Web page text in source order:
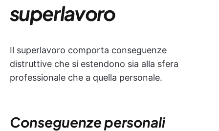
superlavoro
Il superlavoro comporta conseguenze
distruttive che si estendono sia alla sfera
professionale che a quella personale.
Conseguenze personali